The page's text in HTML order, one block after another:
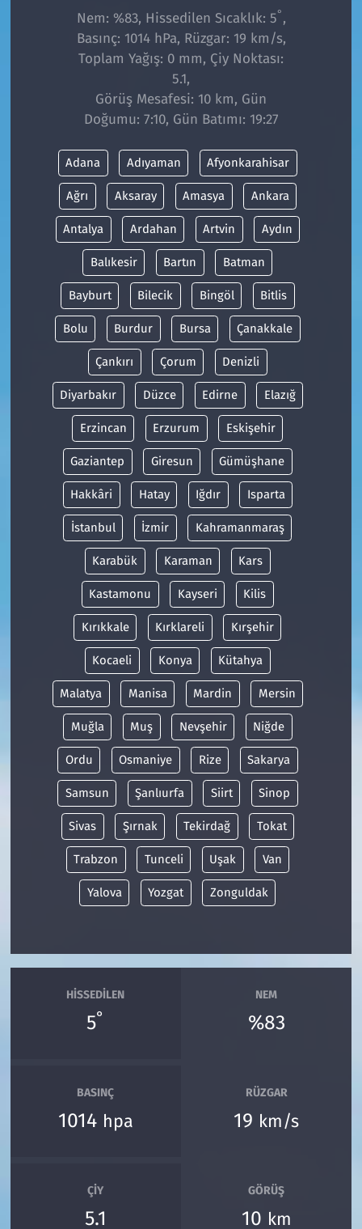
Nem: %83, Hissedilen Sıcaklık: 5° ,
Basınç: 1014 hPa, Rüzgar: 19 km/s,
Toplam Yağış: 0 mm, Çiy Noktası:
5.1,
Görüş Mesafesi: 10 km, Gün
Doğumu: 7:10, Gün Batımı: 19:27
Adana Adıyaman Afyonkarahisar
Ağrı Aksaray Amasya Ankara
Antalya Ardahan Artvin Aydın
Balıkesir Bartın Batman
Bayburt Bilecik Bingöl Bitlis
Bolu Burdur Bursa Çanakkale
Çankırı Çorum Denizli
Diyarbakır Düzce Edirne Elazığ
Erzincan Erzurum Eskişehir
Gaziantep Giresun Gümüşhane
Hakkâri Hatay Iğdır Isparta
İstanbul İzmir Kahramanmaraş
Karabük Karaman Kars
Kastamonu Kayseri Kilis
Kırıkkale Kırklareli Kırşehir
Kocaeli Konya Kütahya
Malatya Manisa Mardin Mersin
Muğla Muş Nevşehir Niğde
Ordu Osmaniye Rize Sakarya
Samsun Şanlıurfa Siirt Sinop
Sivas Şırnak Tekirdağ Tokat
Trabzon Tunceli Uşak Van
Yalova Yozgat Zonguldak
HISSEDILEN
5°
NEM
%83
BASINÇ
1014 hpa
RÜZGAR
19 km/s
ÇIY
5.1
GÖRÜŞ
10 km